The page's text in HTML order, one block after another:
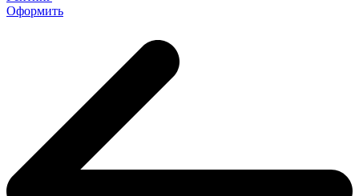
Оформить